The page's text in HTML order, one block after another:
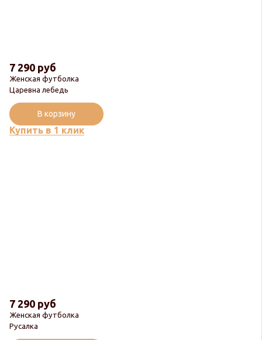
Женская футболка
Царевна лебедь
7 290 руб
Купить в 1 клик
В корзину
Женская футболка
Русалка
7 290 руб